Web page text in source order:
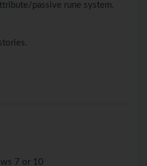
passive rune system.
7 or 10